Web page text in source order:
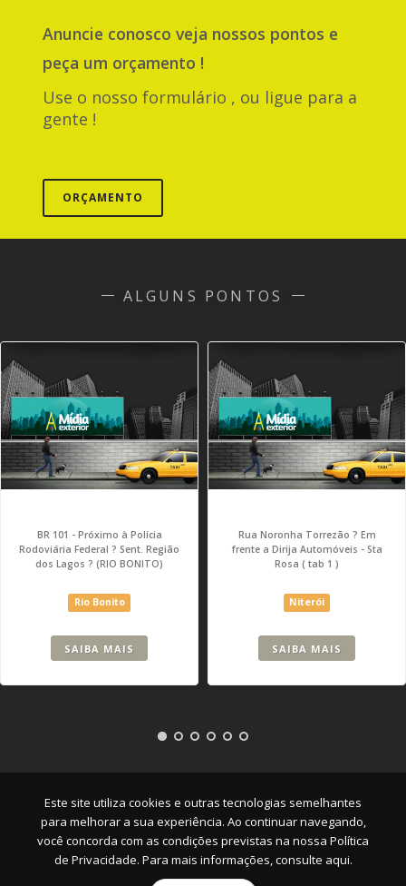
Este site utiliza cookies e outras tecnologias semelhantes
para melhorar a sua experiência. Ao continuar navegando,
você concorda com as condições previstas na nossa Política
de Privacidade. Para mais informações, consulte aqui.
Anuncie conosco veja nossos pontos e
peça um orçamento !
Use o nosso formulário , ou ligue para a
gente !
ORÇAMENTO
ALGUNS PONTOS
BR 101 - Próximo à Polícia
Rodoviária Federal ? Sent. Região
dos Lagos ? (RIO BONITO)
Rio Bonito
SAIBA MAIS
Rua Noronha Torrezão ? Em
frente a Dirija Automóveis - Sta
Rosa ( tab 1 )
Niterói
SAIBA MAIS
Empresa|Serviços|Pontos|Contato